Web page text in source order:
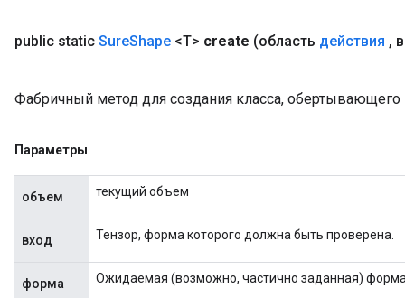
public static SureShape <T> create (область действия ,
Фабричный метод для создания класса,
Параметры
объем текущий объем
вход Тензор, форма которого должна быть проверена.
форма Ожидаемая (возможно, частично заданная) форма